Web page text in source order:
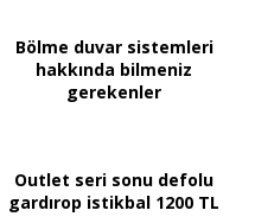
Bölme duvar sistemleri
hakkında bilmeniz
gerekenler
Outlet seri sonu defolu
gardırop istikbal 1200 TL